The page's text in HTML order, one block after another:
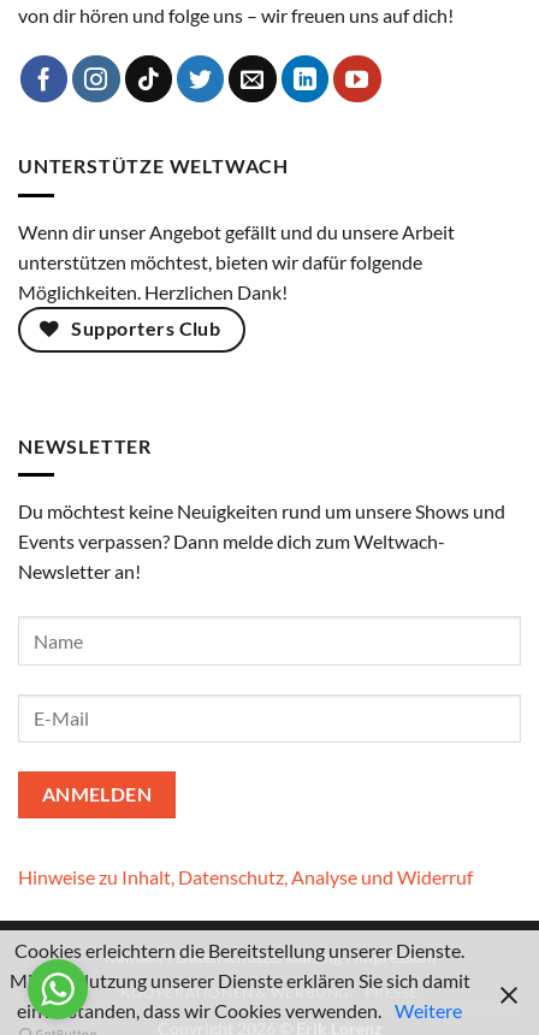
von dir hören und folge uns – wir freuen uns auf dich!
UNTERSTÜTZE WELTWACH
Wenn dir unser Angebot gefällt und du unsere Arbeit
unterstützen möchtest, bieten wir dafür folgende
Möglichkeiten. Herzlichen Dank!
Supporters Club
NEWSLETTER
Du möchtest keine Neuigkeiten rund um unsere Shows und
Events verpassen? Dann melde dich zum Weltwach-
Newsletter an!
Hinweise zu Inhalt, Datenschutz, Analyse und Widerruf
KontaktI DatenschutzerklärungIImpressum
KOOPERATIONEN & WERBUNG PRESSE
Cookies erleichtern die Bereitstellung unserer Dienste.
Mit der Nutzung unserer Dienste erklären Sie sich damit
einverstanden, dass wir Cookies verwenden. Weitere